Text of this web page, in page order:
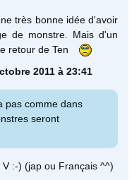
très bonne idée d'avoir
de monstre. Mais d'un
retour de Ten
2011 à 23:41
pas comme dans
seront
:-) (jap ou Français ^^)